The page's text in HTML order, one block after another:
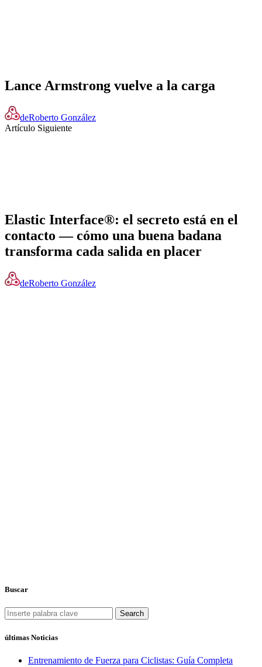
Lance Armstrong vuelve a la carga
deRoberto González
Artículo Siguiente
Elastic Interface®: el secreto está en el
contacto — cómo una buena badana
transforma cada salida en placer
deRoberto González
Buscar
Search
últimas Noticias
Entrenamiento de Fuerza para Ciclistas: Guía Completa